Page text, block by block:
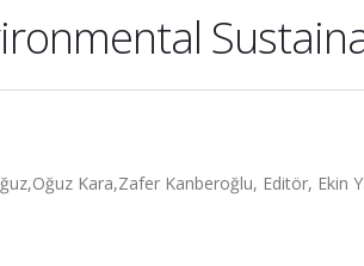
Kara,Zafer Kanberoğlu, Editör, Ekin